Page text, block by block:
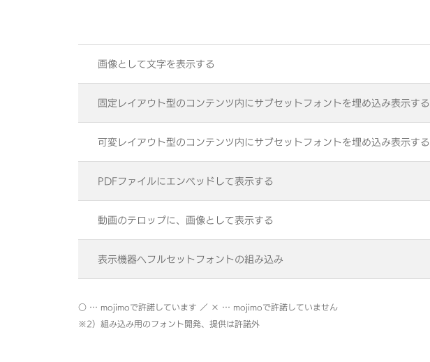
画像として文字を表示する
固定レイアウト型のコンテンツ内にサブセットフォントを埋め込み表示する
可変レイアウト型のコンテンツ内にサブセットフォントを埋め込み表示する
PDFファイルにエンベッドして表示する
動画のテロップに、画像として表示する
表示機器へフルセットフォントの組み込み
○ … mojimoで許諾しています ／ × … mojimoで許諾していません
※2）組み込み用のフォント開発、提供は許諾外